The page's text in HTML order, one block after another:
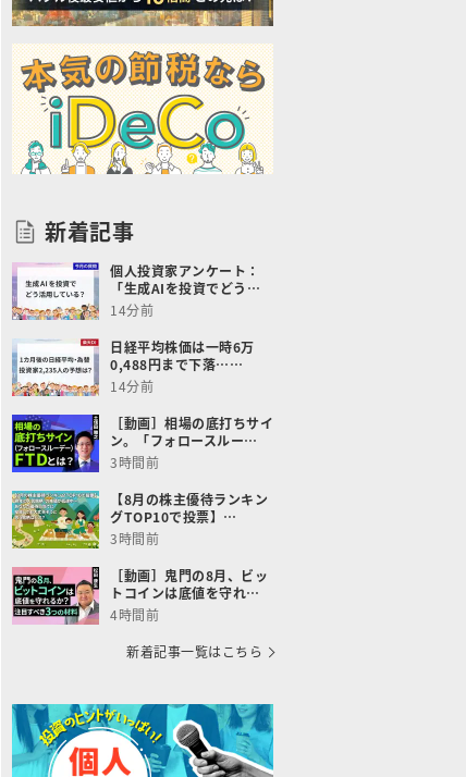
新着記事
個人投資家アンケート：
「生成AIを投資でどう…
14分前
日経平均株価は一時6万
0,488円まで下落……
14分前
［動画］相場の底打ちサイ
ン。「フォロースルー…
3時間前
【8月の株主優待ランキン
グTOP10で投票】…
3時間前
［動画］鬼門の8月、ビッ
トコインは底値を守れ…
4時間前
新着記事一覧はこちら